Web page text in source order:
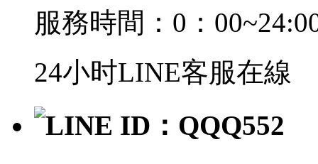
服務時間：0：
24小时LINE客服在線
LINE ID：QQQ552